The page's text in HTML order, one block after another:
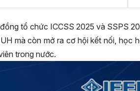
tổ chức ICCSS 2025 và SSPS
mà còn mở ra cơ hội kết nối, học
trong nước.